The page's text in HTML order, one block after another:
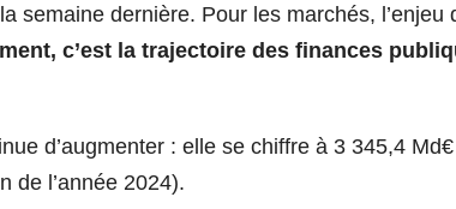
semaine dernière. Pour les marchés,
c’est la trajectoire des finances
d’augmenter : elle se chiffre à 3 345,4
de l’année 2024).